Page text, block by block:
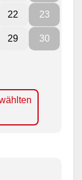
22 23
29 30